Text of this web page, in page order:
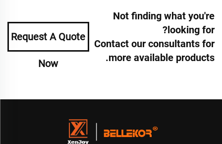
Not finding what you're
looking for?
Contact our consultants for
more available products.
Request A Quote
Now